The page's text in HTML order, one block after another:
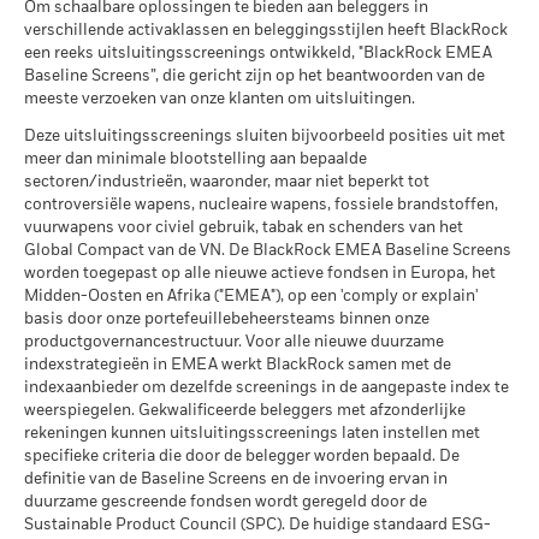
aanmerking genomen bij de berekening.
De getoonde cijfers hebben betrekking op de prestaties in het
verleden.In het verleden behaalde resultaten vormen geen
betrouwbare indicator voor toekomstige resultaten. Markten
kunnen zich in de toekomst heel anders ontwikkelen. Het kan
u helpen om te beoordelen hoe het fonds in het verleden
werd beheerd
De prestaties worden weergegeven op basis van de netto-
inventariswaarde (NIW), waarbij de bruto-inkomsten, indien
van toepassing, worden herbelegd. Het rendement van uw
belegging kan stijgen of dalen als gevolg van
valutaschommelingen als uw belegging wordt gedaan in een
andere valuta dan die gebruikt in de berekening van de
prestaties in het verleden. Bron: Blackrock
Gematigd
Wat u kunt terugkrijgen na aftrek van
Gemiddeld rendement per jaar
Gunstig
Wat u kunt terugkrijgen na aftrek van
Het stressscenario laat zien wat u zou kunnen terugkrijgen in
extreme marktomstandigheden.
fondsen door Lipper
per 17/jul/2026
MSCI Gewogen Gemiddelde
Koolstofintensiteit (ton CO2-
per 17/jul/2026
64,88
MSCI ESG % Dekking
per 17/jul/2026
MSCI ESG-kwaliteitsscore –
Percentiel peer
per 17/jul/2026
Fondsen in peergroup
per 17/jul/2026
MSCI Gewogen Gemiddelde
Koolstofintensiteit % Dekking
per 17/jul/2026
56,42
Alle data komen van MSCI ESG Fund Ratings per
17/jul/2026, op basis van posities per 31/mrt/2026. De
per 30/jun/2026
MSCI – Overtreders van
Global Compact van de VN
per 30/jun/2026
0,00%
MSCI – Ketelkool
per 30/jun/2026
0,00%
MSCI – Oliezand
per 30/jun/2026
Betrokkenheid van
bedrijfsleven Dekking
per 30/jun/2026
Percentage niet-gedekt
Fonds
per 30/jun/2026
33,15%
De blootstellingen van BlackRock inzake betrokkenheid van
het bedrijfsleven, zoals hierboven weergegeven voor
Om schaalbare oplossingen te bieden aan beleggers in
verschillende activaklassen en beleggingsstijlen heeft BlackRock
een reeks uitsluitingsscreenings ontwikkeld, "BlackRock EMEA
Baseline Screens”, die gericht zijn op het beantwoorden van de
meeste verzoeken van onze klanten om uitsluitingen.
Deze uitsluitingsscreenings sluiten bijvoorbeeld posities uit met
meer dan minimale blootstelling aan bepaalde
sectoren/industrieën, waaronder, maar niet beperkt tot
controversiële wapens, nucleaire wapens, fossiele brandstoffen,
vuurwapens voor civiel gebruik, tabak en schenders van het
Global Compact van de VN. De BlackRock EMEA Baseline Screens
worden toegepast op alle nieuwe actieve fondsen in Europa, het
Midden-Oosten en Afrika ("EMEA"), op een 'comply or explain'
basis door onze portefeuillebeheersteams binnen onze
productgovernancestructuur. Voor alle nieuwe duurzame
indexstrategieën in EMEA werkt BlackRock samen met de
indexaanbieder om dezelfde screenings in de aangepaste index te
weerspiegelen. Gekwalificeerde beleggers met afzonderlijke
rekeningen kunnen uitsluitingsscreenings laten instellen met
specifieke criteria die door de belegger worden bepaald. De
definitie van de Baseline Screens en de invoering ervan in
duurzame gescreende fondsen wordt geregeld door de
Sustainable Product Council (SPC). De huidige standaard ESG-